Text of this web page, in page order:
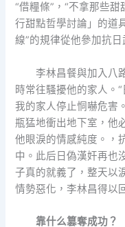
“借糧條”，“不拿那些
行甜點哲學討論」的道
線”的規律從他參加抗
李林昌餐與加入八
時常往騷擾他的家人。
我的家人停止恫嚇危害
瓶猛地衝出地下室，他
他眼淚的情感純度。，
中。此后日偽漢奸再也
子真的就義了，整天以
情勢惡化，李林昌得以
靠什么篡奪成功？